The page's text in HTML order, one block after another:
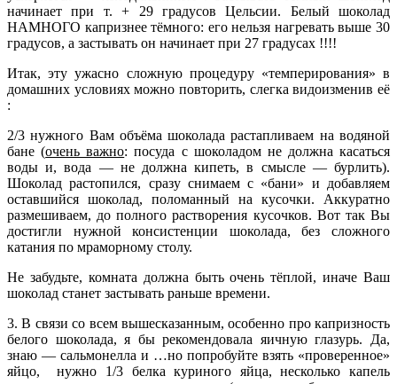
начинает при т. + 29 градусов Цельсии. Белый шоколад
НАМНОГО капризнее тёмного: его нельзя нагревать выше 30
градусов, а застывать он начинает при 27 градусах !!!!
Итак, эту ужасно сложную процедуру «темперирования» в
домашних условиях можно повторить, слегка видоизменив её
:
2/3 нужного Вам объёма шоколада растапливаем на водяной
бане (очень важно: посуда с шоколадом не должна касаться
воды и, вода — не должна кипеть, в смысле — бурлить).
Шоколад растопился, сразу снимаем с «бани» и добавляем
оставшийся шоколад, поломанный на кусочки. Аккуратно
размешиваем, до полного растворения кусочков. Вот так Вы
достигли нужной консистенции шоколада, без сложного
катания по мраморному столу.
Не забудьте, комната должна быть очень тёплой, иначе Ваш
шоколад станет застывать раньше времени.
3. В связи со всем вышесказанным, особенно про капризность
белого шоколада, я бы рекомендовала яичную глазурь. Да,
знаю — сальмонелла и …но попробуйте взять «проверенное»
яйцо, нужно 1/3 белка куриного яйца, несколько капель